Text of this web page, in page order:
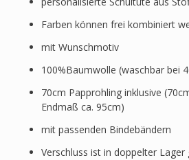
Farben können frei kombiniert
mit Wunschmotiv
100%Baumwolle (waschbar bei
70cm Papprohling inklusive
Endmaß ca. 95cm)
mit passenden Bindebändern
Verschluss ist in doppelter Lager